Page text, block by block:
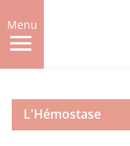
au
contenu
principal
Menu
L'Hémostase